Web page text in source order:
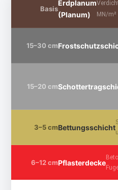
Basis
Erdplanum
(Planum)
MN/m²
15–30 cm
15–20 cm
3–5 cmBettungsschicht
6–12 cmPflasterdecke